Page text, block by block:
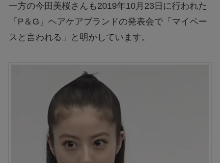
一方の今田美桜さんも2019年10月23日に行われた
「P＆G」ヘアケアブランドの発表会で「マイペー
スと言われる」と明かしています。